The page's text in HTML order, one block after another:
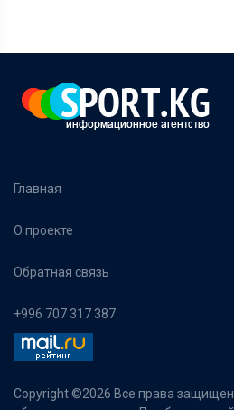
Главная
О проекте
Обратная связь
+996 707 317 387
Copyright ©2026 Все права